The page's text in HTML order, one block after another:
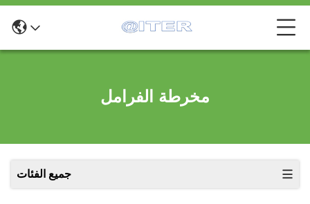
مخرطة الفرامل
جميع الفئات